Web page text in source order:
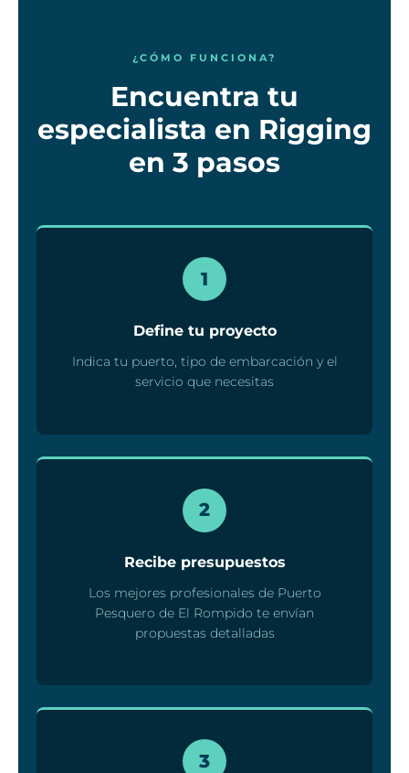
¿CÓMO FUNCIONA?
Encuentra tu
especialista en Rigging
en 3 pasos
1
Define tu proyecto
Indica tu puerto, tipo de embarcación y el
servicio que necesitas
2
Recibe presupuestos
Los mejores profesionales de Puerto
Pesquero de El Rompido te envían
propuestas detalladas
3